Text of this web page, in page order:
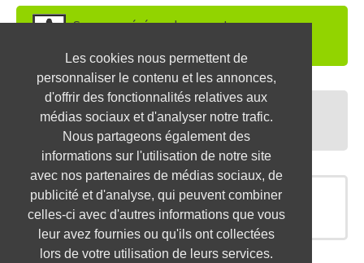
Les cookies nous permettent de
personnaliser le contenu et les annonces,
d'offrir des fonctionnalités relatives aux
médias sociaux et d'analyser notre trafic.
Nous partageons également des
informations sur l'utilisation de notre site
avec nos partenaires de médias sociaux, de
publicité et d'analyse, qui peuvent combiner
celles-ci avec d'autres informations que vous
leur avez fournies ou qu'ils ont collectées
lors de votre utilisation de leurs services.
Soyez repéré par les recruteurs,
DEPOSEZ VOTRE CV
Préparez vos entretiens,
TESTEZ-VOUS
OFFRES SIMILAIRES